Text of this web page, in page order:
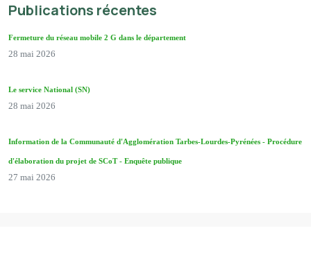
Publications récentes
Fermeture du réseau mobile 2 G dans le département
28 mai 2026
Le service National (SN)
28 mai 2026
Information de la Communauté d'Agglomération Tarbes-Lourdes-Pyrénées - Procédure
d'élaboration du projet de SCoT - Enquête publique
27 mai 2026